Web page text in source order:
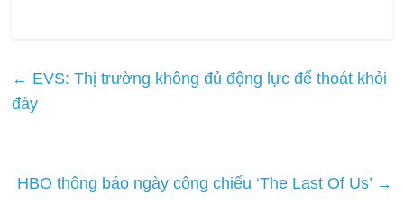
← EVS: Thị trường không đủ động lực để thoát khỏi
đáy
HBO thông báo ngày công chiếu ‘The Last Of Us’ →